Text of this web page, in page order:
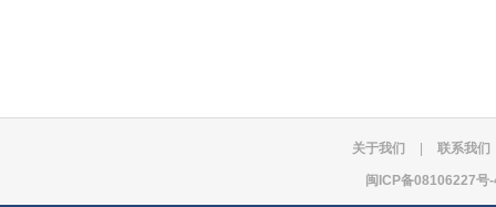
关于我们 联系我们
闽ICP备08106227号